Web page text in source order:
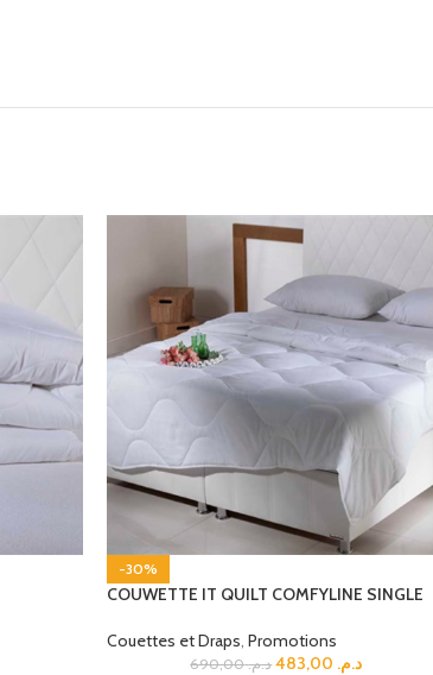
-30%
COUWETTE IT QUILT COMFYLINE SINGLE
Couettes et Draps, Promotions
د.م.690,00 د.م.